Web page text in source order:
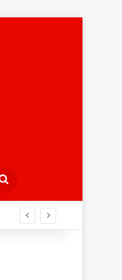
Buscar
por